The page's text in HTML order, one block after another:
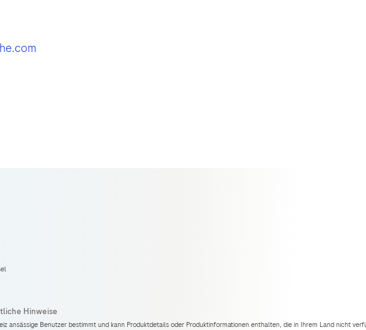
ansässige Benutzer bestimmt und kann Produktdetails oder Produktinformationen enthalten, die in Ihrem Land nicht